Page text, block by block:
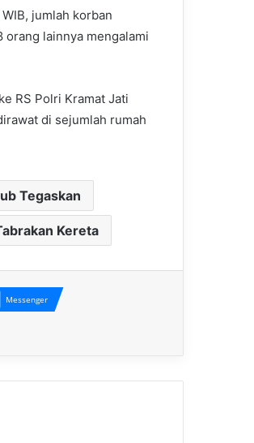
jumlah korban
orang lainnya mengalami
RS Polri Kramat Jati
di sejumlah rumah
Tegaskan
Kereta
Messenger